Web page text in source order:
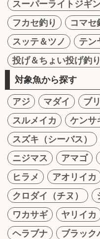
スーパーライトジギ
フカセ釣り
コマセ
スッテ＆ツノ
テン
投げ＆ちょい投げ釣り
対象魚から探す
アジ マダイ ブリ
スルメイカ
ケンサ
スズキ（シーバス）
ニジマス
アマゴ
ヒラメ
アオリイカ
クロダイ（チヌ）
ワカサギ
ヤリイカ
ヘラブナ
ブラック